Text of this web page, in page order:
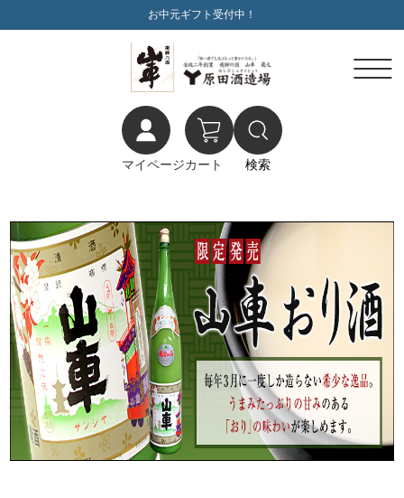
お中元ギフト受付中！
マイページカート 検索